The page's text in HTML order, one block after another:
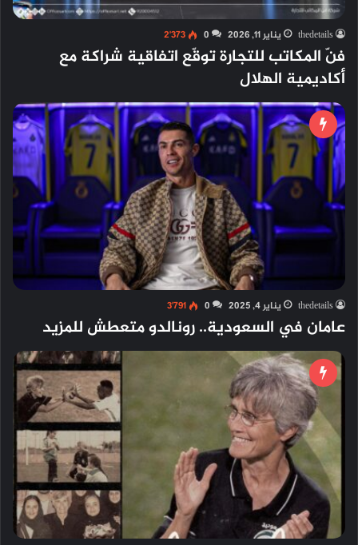
thedetails يناير 11, 2026 0 2٬373
فنّ المكاتب للتجارة توقّع اتفاقية شراكة مع
أكاديمية الهلال
thedetails يناير 4, 2025 0 3٬791
عامان في السعودية.. رونالدو متعطش للمزيد